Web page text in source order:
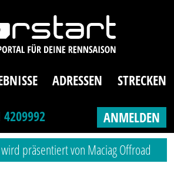
ADRESSEN
STRECKEN
4209992
ANMELDEN
präsentiert von Maciag Offroad